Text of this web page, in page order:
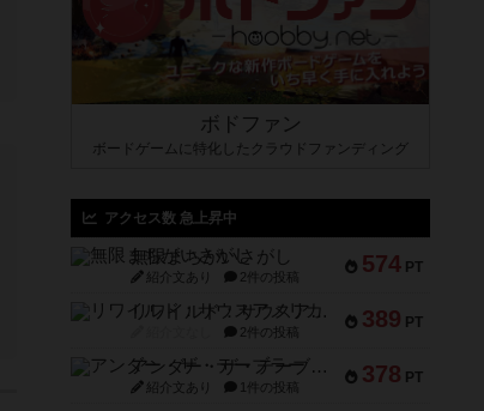
ボドファン
ボードゲームに特化したクラウドファンディング
アクセス数 急上昇中
574 PT
無限まちがいさがし
紹介文あり 2件の投稿
389 PT
リワイルド：サウスアメリカ
2件の投稿
378 PT
アンダー・ザ・テーブラー
紹介文あり 1件の投稿